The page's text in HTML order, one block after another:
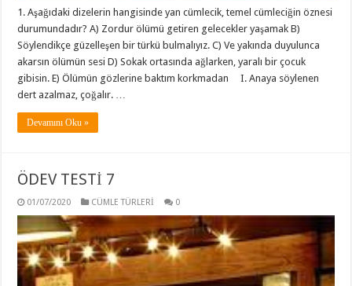
1. Aşağıdaki dizelerin hangisinde yan cümlecik, temel cümleciğin öznesi
durumundadır? A) Zordur ölümü getiren gelecekler yaşamak B)
Söylendikçe güzelleşen bir türkü bulmalıyız. C) Ve yakında duyulunca
akarsın ölümün sesi D) Sokak ortasında ağlarken, yaralı bir çocuk
gibisin. E) Ölümün gözlerine baktım korkmadan I. Anaya söylenen
dert azalmaz, çoğalır. …
Devamını Oku »
ÖDEV TESTİ 7
01/07/2020 CÜMLE TÜRLERİ 0